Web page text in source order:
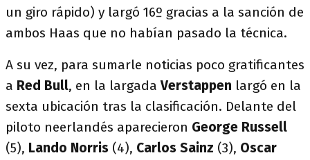
un giro rápido) y largó 16º gracias a la sanción de
ambos Haas que no habían pasado la técnica.
A su vez, para sumarle noticias poco gratificantes
a Red Bull, en la largadaVerstappen largó en la
sexta ubicación tras la clasificación. Delante del
piloto neerlandés aparecieron George Russell
(5), Lando Norris (4), Carlos Sainz (3), Oscar